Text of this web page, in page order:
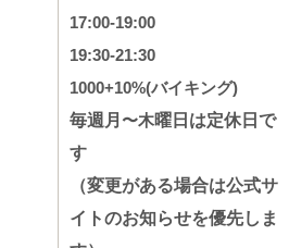
17:00-19:00
19:30-21:30
1000+10%(バイキング)
毎週月 〜木曜日は定休日 で
す
（変更がある場合は公式サ
イトのお知らせを優先しま